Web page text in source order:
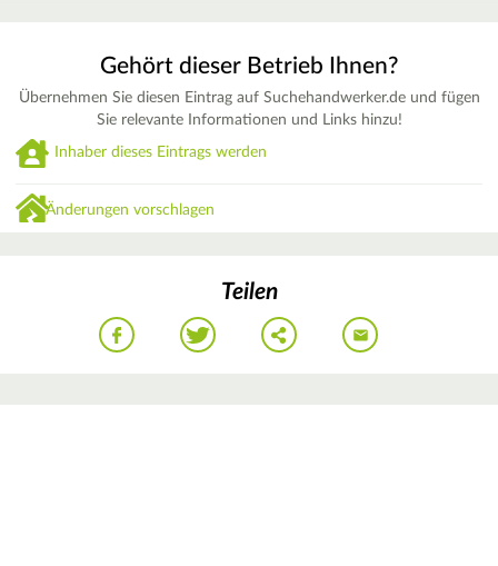
Gehört dieser Betrieb Ihnen?
Übernehmen Sie diesen Eintrag auf Suchehandwerker.de und fügen
Sie relevante Informationen und Links hinzu!
Inhaber dieses Eintrags werden
Änderungen vorschlagen
Teilen